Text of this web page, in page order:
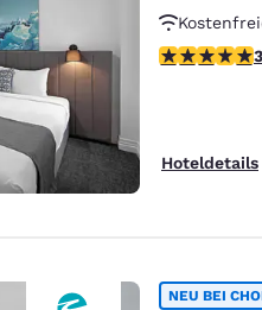
3.4-Sterne-
Hoteldetails
NEU BEI